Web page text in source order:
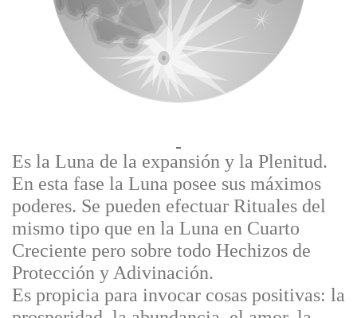
Es la Luna de la expansión y la Plenitud.
En esta fase la Luna posee sus máximos
poderes. Se pueden efectuar Rituales del
mismo tipo que en la Luna en Cuarto
Creciente pero sobre todo Hechizos de
Protección y Adivinación.
Es propicia para invocar cosas positivas: la